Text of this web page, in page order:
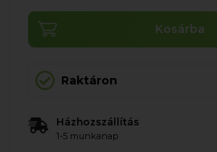
Kosárba
Raktáron
Házhozszállítás
1-5 munkanap